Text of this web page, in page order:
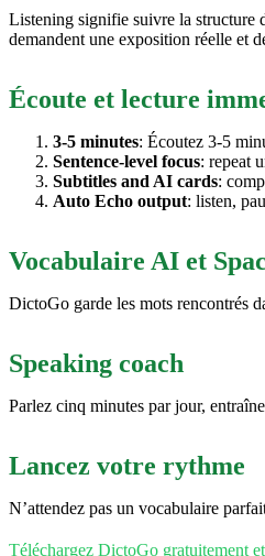
Listening signifie suivre la structure
demandent une exposition réelle et
Écoute et lecture
3-5 minutes: Écoutez 3-5
Sentence-level focus: repeat
Subtitles and AI cards:
Auto Echo output: listen,
Vocabulaire AI et
DictoGo garde les mots rencontrés
Speaking coach
Parlez cinq minutes par jour,
Lancez votre rythme
N’attendez pas un vocabulaire
Téléchargez DictoGo gratuitement